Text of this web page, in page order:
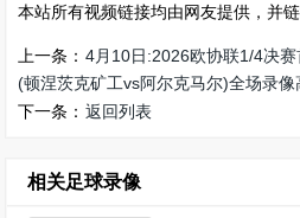
本站所有视频链接均由网友提供，并
上一条： 4月10日:2026欧协联1/4决赛
(顿涅茨克矿工vs阿尔克马尔)全场录
下一条： 返回列表
相关足球录像